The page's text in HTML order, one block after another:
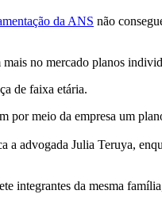
da ANS não
no mercado planos
de faixa etária.
meio da empresa um
a advogada Julia Teruya,
integrantes da mesma